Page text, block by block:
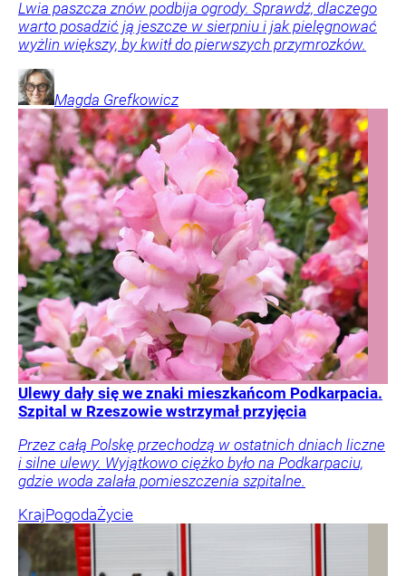
Lwia paszcza znów podbija ogrody. Sprawdź, dlaczego
warto posadzić ją jeszcze w sierpniu i jak pielęgnować
wyżlin większy, by kwitł do pierwszych przymrozków.
Magda Grefkowicz
Ulewy dały się we znaki mieszkańcom Podkarpacia.
Szpital w Rzeszowie wstrzymał przyjęcia
Przez całą Polskę przechodzą w ostatnich dniach liczne
i silne ulewy. Wyjątkowo ciężko było na Podkarpaciu,
gdzie woda zalała pomieszczenia szpitalne.
KrajPogodaŻycie